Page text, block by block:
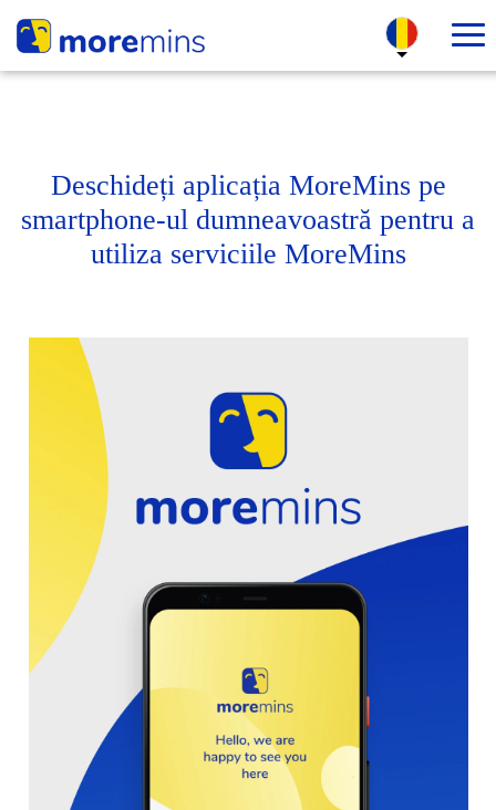
Deschideți aplicația MoreMins pe
smartphone-ul dumneavoastră pentru a
utiliza serviciile MoreMins